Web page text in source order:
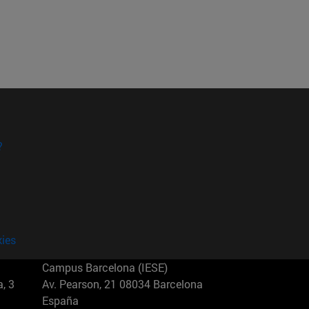
3
Campus Barcelona (IESE)
Av. Pearson, 21 08034 Barcelona
España